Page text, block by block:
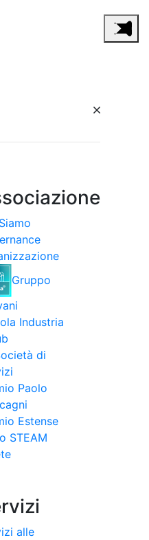
Gruppo
Industria
di
Paolo
Estense
STEAM
alle